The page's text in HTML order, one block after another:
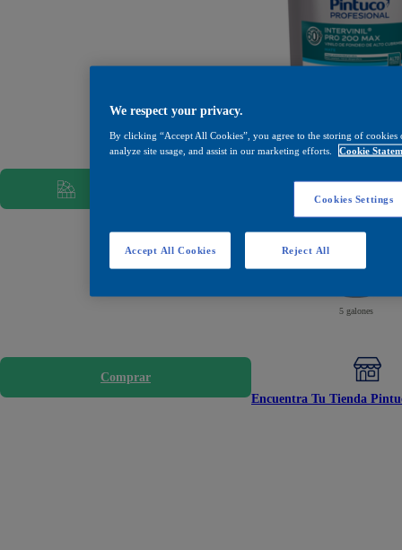
Pintura
Encuéntralos en estos
5 galones
Comprar
Encuentra Tu Tienda
We respect your privacy.
By clicking “Accept All Cookies”, you agree to the storing of
analyze site usage, and assist in our marketing efforts.
Cookie
Cookies Settings
Reject All
Accept All Cookies